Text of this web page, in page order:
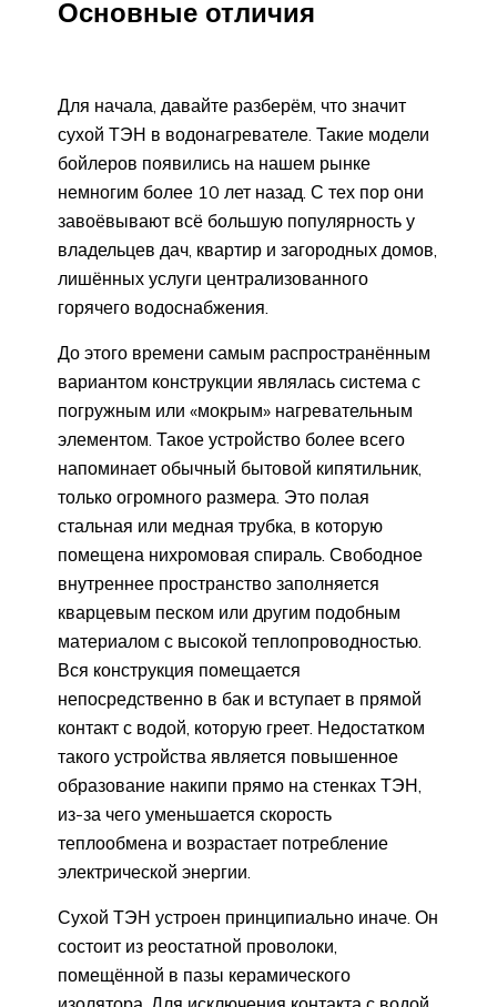
Основные отличия
Для начала, давайте разберём, что значит
сухой ТЭН в водонагревателе. Такие модели
бойлеров появились на нашем рынке
немногим более 10 лет назад. С тех пор они
завоёвывают всё большую популярность у
владельцев дач, квартир и загородных домов,
лишённых услуги централизованного
горячего водоснабжения.
До этого времени самым распространённым
вариантом конструкции являлась система с
погружным или «мокрым» нагревательным
элементом. Такое устройство более всего
напоминает обычный бытовой кипятильник,
только огромного размера. Это полая
стальная или медная трубка, в которую
помещена нихромовая спираль. Свободное
внутреннее пространство заполняется
кварцевым песком или другим подобным
материалом с высокой теплопроводностью.
Вся конструкция помещается
непосредственно в бак и вступает в прямой
контакт с водой, которую греет. Недостатком
такого устройства является повышенное
образование накипи прямо на стенках ТЭН,
из-за чего уменьшается скорость
теплообмена и возрастает потребление
электрической энергии.
Сухой ТЭН устроен принципиально иначе. Он
состоит из реостатной проволоки,
помещённой в пазы керамического